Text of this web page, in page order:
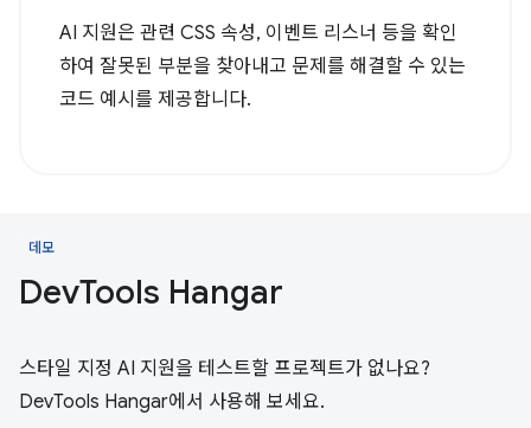
AI 지원은 관련 CSS 속성, 이벤트 리스너 등을 확인
하여 잘못된 부분을 찾아내고 문제를 해결할 수 있는
코드 예시를 제공합니다.
데모
DevTools Hangar
스타일 지정 AI 지원을 테스트할 프로젝트가 없나요?
DevTools Hangar에서 사용해 보세요.